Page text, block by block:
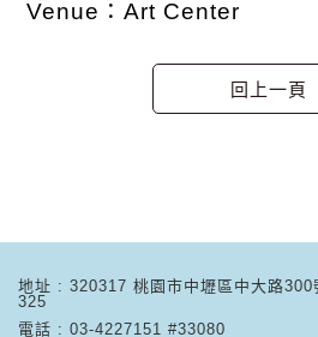
Venue：Art Center
地址 : 320317 桃園市中壢區中大路
325
電話 : 03-4227151 #33080